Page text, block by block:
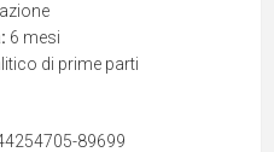
6 mesi
di prime parti
89699